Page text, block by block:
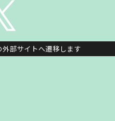
部サイトへ遷移します